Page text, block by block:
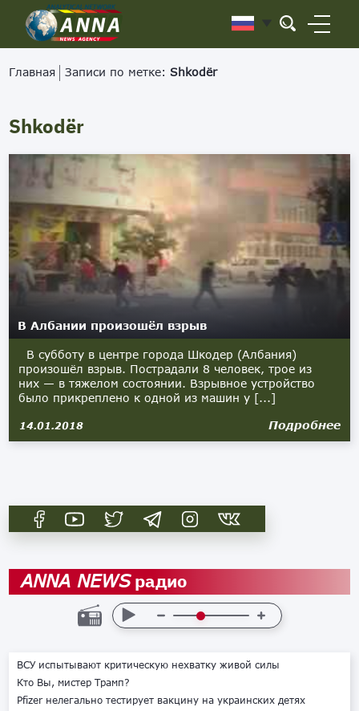
Главная Записи по метке: Shkodër
Shkodër
В Албании произошёл взрыв
В субботу в центре города Шкодер (Албания)
произошёл взрыв. Пострадали 8 человек, трое из
них — в тяжелом состоянии. Взрывное устройство
было прикреплено к одной из машин у [...]
14.01.2018 Подробнее
ANNA NEWSрадио
ВСУ испытывают критическую нехватку живой силы
Кто Вы, мистер Трамп?
Pfizer нелегально тестирует вакцину на украинских детях